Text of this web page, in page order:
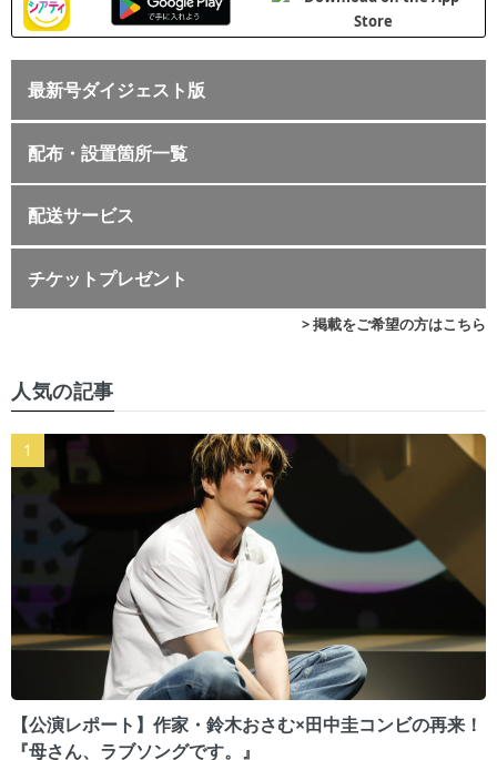
最新号ダイジェスト版
配布・設置箇所一覧
配送サービス
チケットプレゼント
> 掲載をご希望の方はこちら
人気の記事
【公演レポート】作家・鈴木おさむ×田中圭コンビの再来！
『母さん、ラブソングです。』